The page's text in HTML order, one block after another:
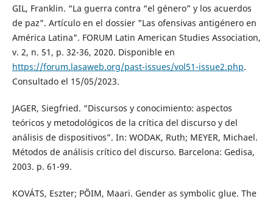
GIL, Franklin. “La guerra contra “el género” y los acuerdos
de paz”. Artículo en el dossier "Las ofensivas antigénero en
América Latina". FORUM Latin American Studies Association,
v. 2, n. 51, p. 32-36, 2020. Disponible en
https://forum.lasaweb.org/past-issues/vol51-issue2.php.
Consultado el 15/05/2023.
JAGER, Siegfried. “Discursos y conocimiento: aspectos
teóricos y metodológicos de la crítica del discurso y del
análisis de dispositivos”. In: WODAK, Ruth; MEYER, Michael.
Métodos de análisis crítico del discurso. Barcelona: Gedisa,
2003. p. 61-99.
KOVÁTS, Eszter; PÕIM, Maari. Gender as symbolic glue. The